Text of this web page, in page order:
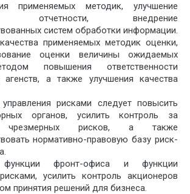
применяемых методик, улучшение
отчетности, внедрение
систем обработки информации.
применяемых методик оценки,
оценки величины ожидаемых
повышения ответственности
агенств, а также улучшения качества
рисками следует повысить
органов, усилить контроль за
чрезмерных рисков, а также
нормативно-правовую базу риск-
функции фронт-офиса и функции
усилить контроль акционеров
принятия решений для бизнеса.